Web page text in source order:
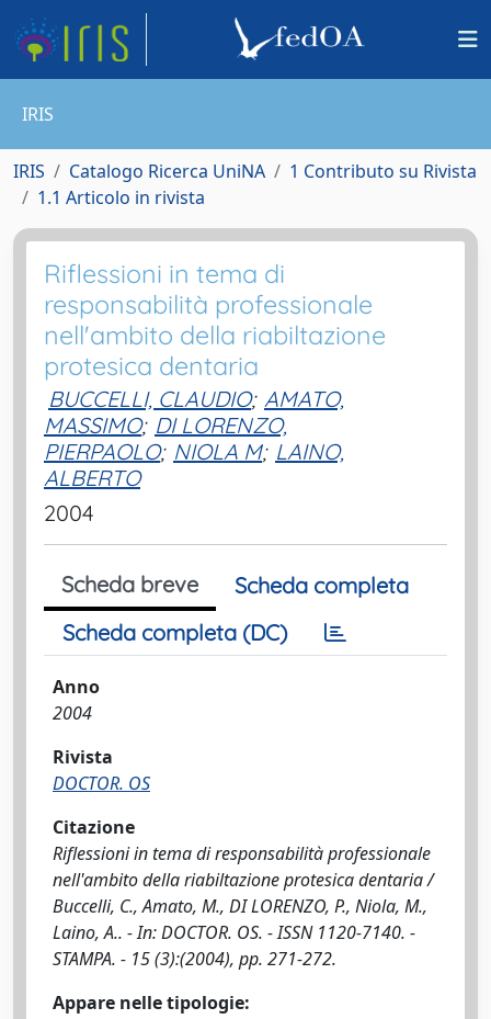
IRIS
IRIS Catalogo Ricerca UniNA
1 Contributo su Rivista
1.1 Articolo in rivista
Riflessioni in tema di
responsabilità professionale
nell'ambito della riabiltazione
protesica dentaria
BUCCELLI, CLAUDIO; AMATO,
MASSIMO; DI LORENZO,
PIERPAOLO; NIOLA M; LAINO,
ALBERTO
2004
Scheda breve
Scheda completa
Scheda completa (DC)
Anno
2004
Rivista
DOCTOR. OS
Citazione
Riflessioni in tema di responsabilità professionale
nell'ambito della riabiltazione protesica dentaria /
Buccelli, C., Amato, M., DI LORENZO, P., Niola, M.,
Laino, A.. - In: DOCTOR. OS. - ISSN 1120-7140. -
STAMPA. - 15 (3):(2004), pp. 271-272.
Appare nelle tipologie: